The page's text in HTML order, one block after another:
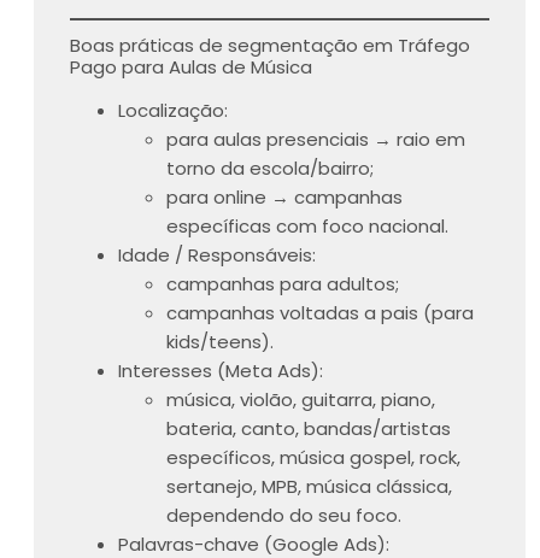
Boas práticas de segmentação em Tráfego
Pago para Aulas de Música
Localização:
para aulas presenciais → raio em
torno da escola/bairro;
para online → campanhas
específicas com foco nacional.
Idade / Responsáveis:
campanhas para adultos;
campanhas voltadas a pais (para
kids/teens).
Interesses (Meta Ads):
música, violão, guitarra, piano,
bateria, canto, bandas/artistas
específicos, música gospel, rock,
sertanejo, MPB, música clássica,
dependendo do seu foco.
Palavras-chave (Google Ads):